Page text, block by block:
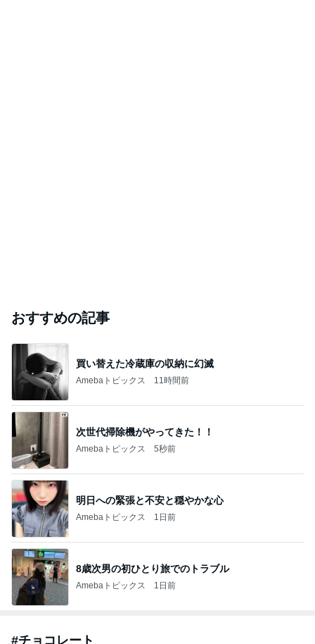
おすすめの記事
買い替えた冷蔵庫の収納に幻滅
Amebaトピックス 11時間前
次世代掃除機がやってきた！！
Amebaトピックス 5秒前
明日への緊張と不安と穏やかな心
Amebaトピックス 1日前
8歳次男の初ひとり旅でのトラブル
Amebaトピックス 1日前
#チョコレート